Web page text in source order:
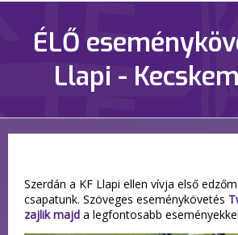
ÉLŐ
Llapi -
Szerdán a KF Llapi ellen vívja első
csapatunk. Szöveges eseménykövetés
zajlik majd a legfontosabb